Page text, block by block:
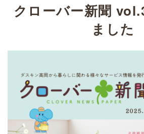
クローバー新聞
ました